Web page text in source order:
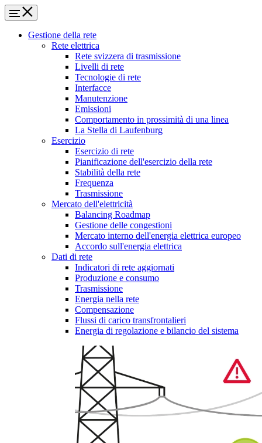
Gestione della rete
Rete elettrica
Rete svizzera di trasmissione
Livelli di rete
Tecnologie di rete
Interfacce
Manutenzione
Emissioni
Comportamento in prossimità di una linea
La Stella di Laufenburg
Esercizio
Esercizio di rete
Pianificazione dell'esercizio della rete
Stabilità della rete
Frequenza
Trasmissione
Mercato dell'elettricità
Balancing Roadmap
Gestione delle congestioni
Mercato interno dell'energia elettrica europeo
Accordo sull'energia elettrica
Dati di rete
Indicatori di rete aggiornati
Produzione e consumo
Trasmissione
Energia nella rete
Compensazione
Flussi di carico transfrontalieri
Energia di regolazione e bilancio del sistema